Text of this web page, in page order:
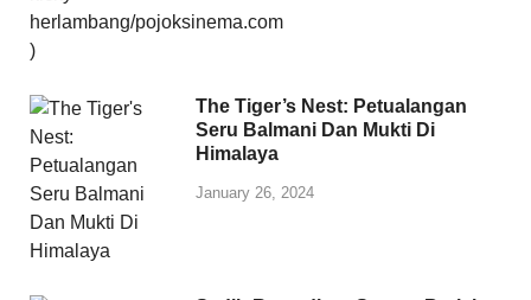
The Tiger’s Nest: Petualangan
Seru Balmani Dan Mukti Di
Himalaya
January 26, 2024